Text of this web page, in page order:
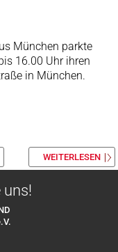
München parkte
16.00 Uhr ihren
in München.
WEITERLESEN
uns!